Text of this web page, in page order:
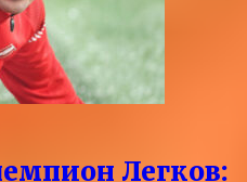
Легков: